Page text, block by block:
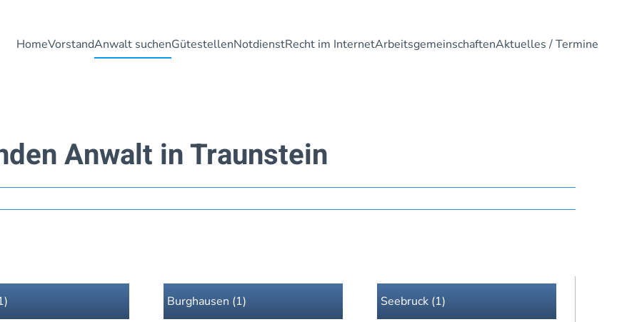
HomeVorstandAnwalt suchenGütestellenNotdienstRecht im InternetArbeitsgemeinschaftenAktuelles / Termine
Anwalt in Traunstein
Burghausen (1) Seebruck (1)